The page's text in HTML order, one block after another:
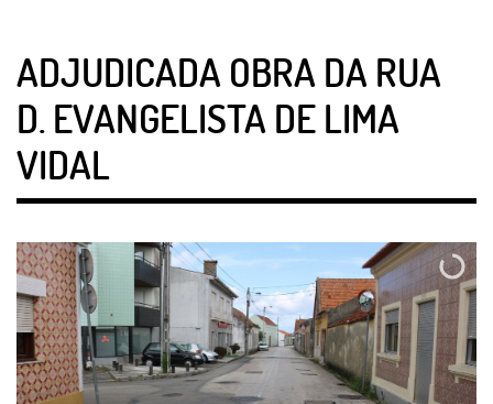
ADJUDICADA OBRA DA RUA
D. EVANGELISTA DE LIMA
VIDAL